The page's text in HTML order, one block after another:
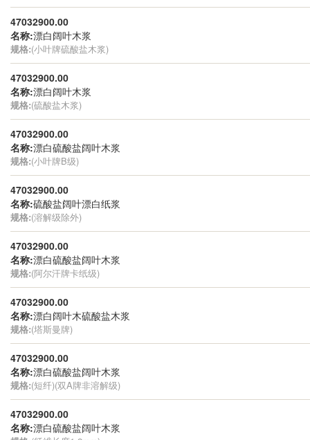
47032900.00
名称:漂白阔叶木浆
规格:(小叶牌硫酸盐木浆)
47032900.00
名称:漂白阔叶木浆
规格:(硫酸盐木浆)
47032900.00
名称:漂白硫酸盐阔叶木浆
规格:(小叶牌B级)
47032900.00
名称:硫酸盐阔叶漂白纸浆
规格:(溶解级除外)
47032900.00
名称:漂白硫酸盐阔叶木浆
规格:(阿尔汗牌卡纸级)
47032900.00
名称:漂白阔叶木硫酸盐木浆
规格:(塔斯曼牌)
47032900.00
名称:漂白硫酸盐阔叶木浆
规格:(短纤)(双A牌非溶解级)
47032900.00
名称:漂白硫酸盐阔叶木浆